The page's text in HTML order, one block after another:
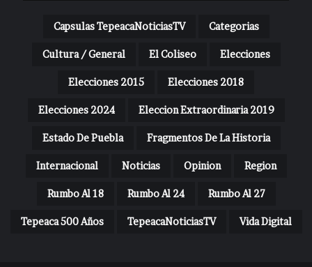
Capsulas TepeacaNoticiasTV Categorias
Cultura / General El Coliseo Elecciones
Elecciones 2015 Elecciones 2018
Elecciones 2024 Eleccion Extraordinaria 2019
Estado De Puebla Fragmentos De La Historia
Internacional Noticias Opinion Region
Rumbo Al 18 Rumbo Al 24 Rumbo Al 27
Tepeaca 500 Años TepeacaNoticiasTV Vida Digital